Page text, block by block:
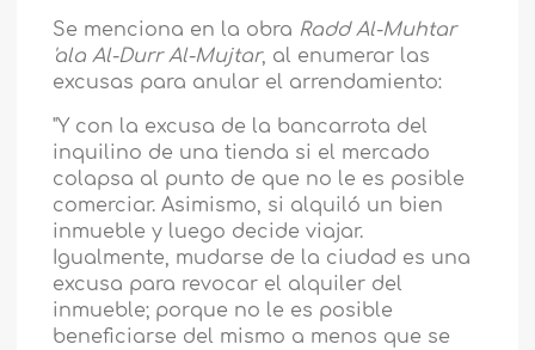
Se menciona en la obra Radd Al-Muhtar
'ala Al-Durr Al-Mujtar, al enumerar las
excusas para anular el arrendamiento:
"Y con la excusa de la bancarrota del
inquilino de una tienda si el mercado
colapsa al punto de que no le es posible
comerciar. Asimismo, si alquiló un bien
inmueble y luego decide viajar.
Igualmente, mudarse de la ciudad es una
excusa para revocar el alquiler del
inmueble; porque no le es posible
beneficiarse del mismo a menos que se